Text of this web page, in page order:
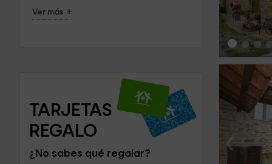
Ver más +
TARJETAS
REGALO
¿No sabes qué regalar? ‹